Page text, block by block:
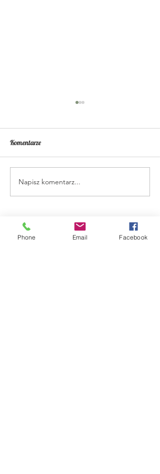
Pikantny chutney z dyni
Komentarze
Napisz komentarz...
Phone Email Facebook